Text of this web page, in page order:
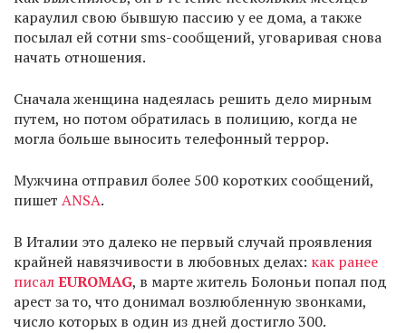
караулил свою бывшую пассию у ее дома, а также
посылал ей сотни sms-сообщений, уговаривая снова
начать отношения.
Сначала женщина надеялась решить дело мирным
путем, но потом обратилась в полицию, когда не
могла больше выносить телефонный террор.
Мужчина отправил более 500 коротких сообщений,
пишет ANSA.
В Италии это далеко не первый случай проявления
крайней навязчивости в любовных делах: как ранее
писалEUROMAG, в марте житель Болоньи попал под
арест за то, что донимал возлюбленную звонками,
число которых в один из дней достигло 300.